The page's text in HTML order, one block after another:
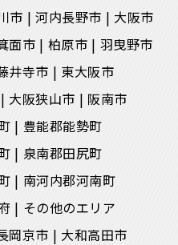
市 河内長野市
大阪市
面市 柏原市
羽曳野市
井寺市
東大阪市
大阪狭山市
阪南市
豊能郡能勢町
泉南郡田尻町
南河内郡河南町
その他のエリア
岡京市
大和高田市